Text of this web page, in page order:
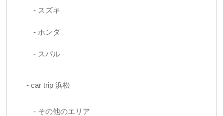
スズキ
ホンダ
スバル
car trip 浜松
その他のエリア